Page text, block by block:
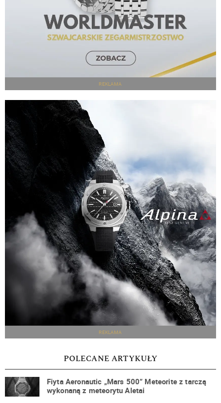
REKLAMA
REKLAMA
POLECANE ARTYKUŁY
Fiyta Aeronautic „Mars 500” Meteorite z tarczą
wykonaną z meteorytu Aletai